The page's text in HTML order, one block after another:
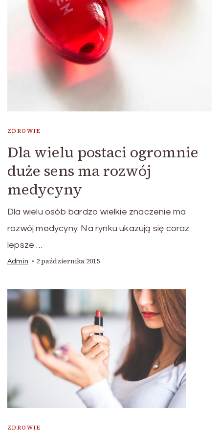
ZDROWIE
Dla wielu postaci ogromnie
duże sens ma rozwój
medycyny
Dla wielu osób bardzo wielkie znaczenie ma
rozwój medycyny. Na rynku ukazują się coraz
lepsze …
Admin 2 października 2015
ZDROWIE